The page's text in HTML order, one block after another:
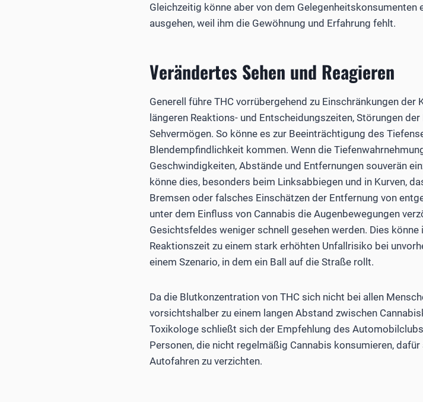
Gleichzeitig könne aber von dem Gelegenheitskonsumenten
ausgehen, weil ihm die Gewöhnung und Erfahrung fehlt.
Verändertes Sehen und Reagieren
Generell führe THC vorrübergehend zu Einschränkungen
längeren ­Reaktions- und Entscheidungszeiten, Störungen
Sehvermögen. So könne es zur Beeinträchtigung des
Blendempfindlichkeit kommen. Wenn die
Geschwindigkeiten, Abstände und Entfernungen souverän
könne dies, besonders beim Linksabbiegen und in Kurven,
Bremsen oder falsches Einschätzen der Entfernung von
unter dem Einfluss von Cannabis die Augenbewegungen
Gesichtsfeldes weniger schnell gesehen werden. Dies
Reaktionszeit zu einem stark erhöhten Unfallrisiko bei
einem Szenario, in dem ein Ball auf die Straße rollt.
Da die Blutkonzentration von THC sich nicht bei allen
vorsichtshalber zu einem langen Abstand zwischen
Toxikologe schließt sich der Empfehlung des
Personen, die nicht regelmäßig Cannabis konsumieren,
Autofahren zu verzichten.